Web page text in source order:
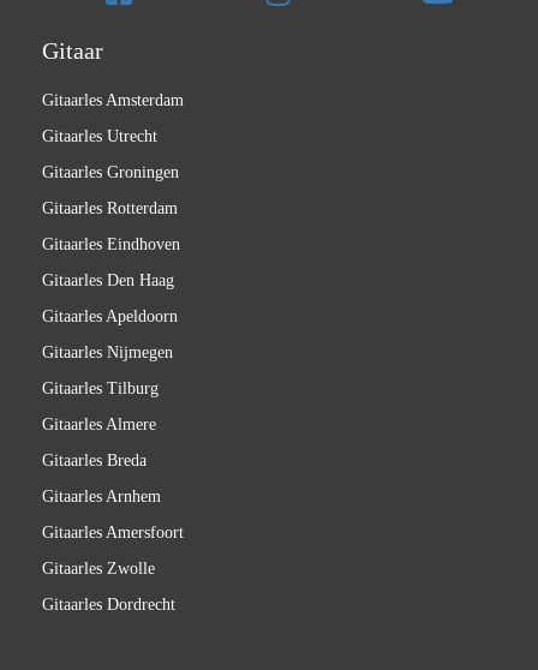
Gitaar
Gitaarles Amsterdam
Gitaarles Utrecht
Gitaarles Groningen
Gitaarles Rotterdam
Gitaarles Eindhoven
Gitaarles Den Haag
Gitaarles Apeldoorn
Gitaarles Nijmegen
Gitaarles Tilburg
Gitaarles Almere
Gitaarles Breda
Gitaarles Arnhem
Gitaarles Amersfoort
Gitaarles Zwolle
Gitaarles Dordrecht